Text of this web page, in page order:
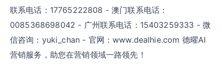
联系电话：17765222808 - 澳门联系电话：
0085368698042 - 广州联系电话：15403259333 - 微
信咨询：yuki_chan - 官网：www.dealhie.com 德曜AI
营销服务，助您在营销领域一路领先！